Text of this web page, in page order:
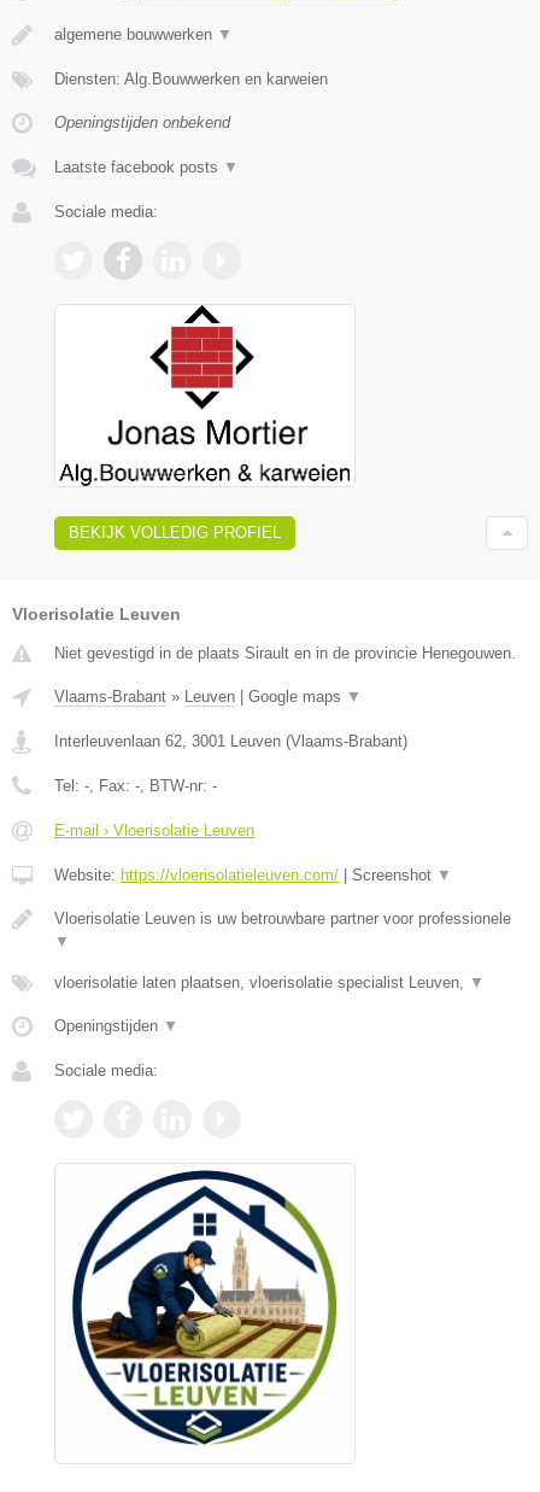
algemene bouwwerken ▼
Diensten: Alg.Bouwwerken en karweien
Openingstijden onbekend
Laatste facebook posts ▼
Sociale media:
BEKIJK VOLLEDIG PROFIEL
Vloerisolatie Leuven
Niet gevestigd in de plaats Sirault en in de provincie Henegouwen.
Vlaams-Brabant » Leuven Google maps ▼
Interleuvenlaan 62 3001 Leuven (Vlaams-Brabant)
Tel: - , Fax: - , BTW-nr: -
E-mail › Vloerisolatie Leuven
Website: https://vloerisolatieleuven.com/ Screenshot ▼
Vloerisolatie Leuven is uw betrouwbare partner voor professionele
▼
vloerisolatie laten plaatsen, vloerisolatie specialist Leuven, ▼
Openingstijden ▼
Sociale media: